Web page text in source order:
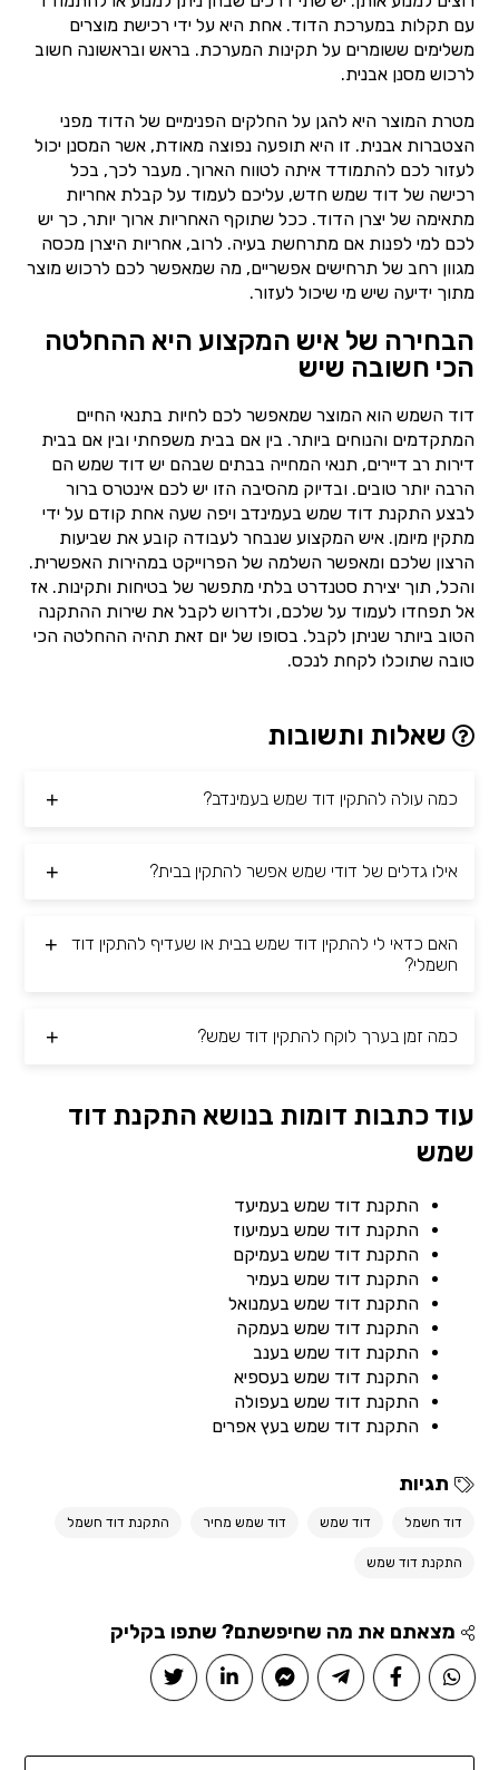
עם תקלות במערכת הדוד. אחת היא על ידי רכישת מוצרים
משלימים ששומרים על תקינות המערכת. בראש ובראשונה חשוב
לרכוש מסנן אבנית.
מטרת המוצר היא להגן על החלקים הפנימיים של הדוד מפני
הצטברות אבנית. זו היא תופעה נפוצה מאודת, אשר המסנן יכול
לעזור לכם להתמודד איתה לטווח הארוך. מעבר לכך, בכל
רכישה של דוד שמש חדש, עליכם לעמוד על קבלת אחריות
מתאימה של יצרן הדוד. ככל שתוקף האחריות ארוך יותר, כך יש
לכם למי לפנות אם מתרחשת בעיה. לרוב, אחריות היצרן מכסה
מגוון רחב של תרחישים אפשריים, מה שמאפשר לכם לרכוש מוצר
מתוך ידיעה שיש מי שיכול לעזור.
הבחירה של איש המקצוע היא ההחלטה
הכי חשובה שיש
דוד השמש הוא המוצר שמאפשר לכם לחיות בתנאי החיים
המתקדמים והנוחים ביותר. בין אם בבית משפחתי ובין אם בבית
דירות רב דיירים, תנאי המחייה בבתים שבהם יש דוד שמש הם
הרבה יותר טובים. ובדיוק מהסיבה הזו יש לכם אינטרס ברור
לבצע התקנת דוד שמש בעמינדב ויפה שעה אחת קודם על ידי
מתקין מיומן. איש המקצוע שנבחר לעבודה קובע את שביעות
הרצון שלכם ומאפשר השלמה של הפרוייקט במהירות האפשרית.
והכל, תוך יצירת סטנדרט בלתי מתפשר של בטיחות ותקינות. אז
אל תפחדו לעמוד על שלכם, ולדרוש לקבל את שירות ההתקנה
הטוב ביותר שניתן לקבל. בסופו של יום זאת תהיה ההחלטה הכי
טובה שתוכלו לקחת לנכס.
שאלות ותשובות
כמה עולה להתקין דוד שמש בעמינדב?
אילו גדלים של דודי שמש אפשר להתקין בבית?
האם כדאי לי להתקין דוד שמש בבית או שעדיף להתקין דוד
חשמלי?
כמה זמן בערך לוקח להתקין דוד שמש?
עוד כתבות דומות בנושא התקנת דוד
שמש
התקנת דוד שמש בעמיעד
התקנת דוד שמש בעמיעוז
התקנת דוד שמש בעמיקם
התקנת דוד שמש בעמיר
התקנת דוד שמש בעמנואל
התקנת דוד שמש בעמקה
התקנת דוד שמש בענב
התקנת דוד שמש בעספיא
התקנת דוד שמש בעפולה
התקנת דוד שמש בעץ אפרים
תגיות
דוד חשמל דוד שמש דוד שמש מחיר התקנת דוד חשמל
התקנת דוד שמש
מצאתם את מה שחיפשתם? שתפו בקליק